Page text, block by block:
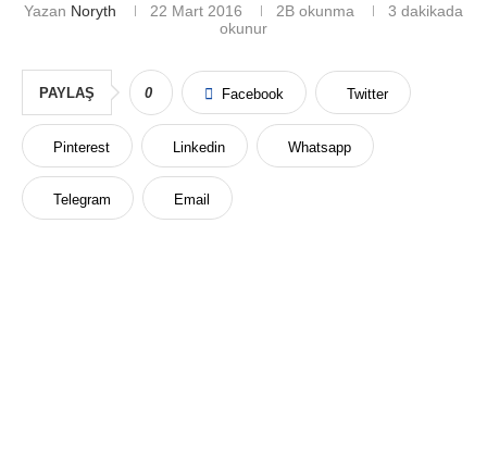
Yazan Noryth 22 Mart 2016 2B okunma
3 dakikada
okunur
PAYLAŞ 0 Facebook Twitter
Pinterest Linkedin Whatsapp
Telegram Email